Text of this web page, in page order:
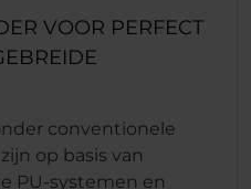
VOOR PERFECT
conventionele
op basis van
PU-systemen en